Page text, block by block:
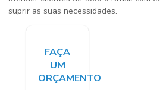
suprir as suas necessidades.
FAÇA
UM
ORÇAMENTO